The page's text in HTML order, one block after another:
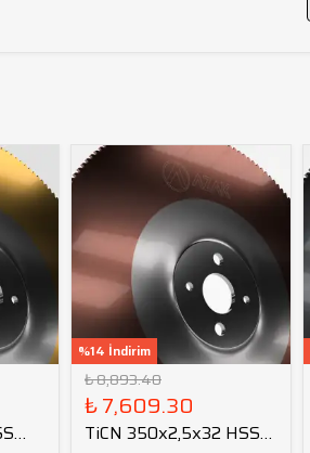
%14 İndirim
₺ 8,893.40
₺ 7,609.30
TiCN 350x2,5x32 HSS